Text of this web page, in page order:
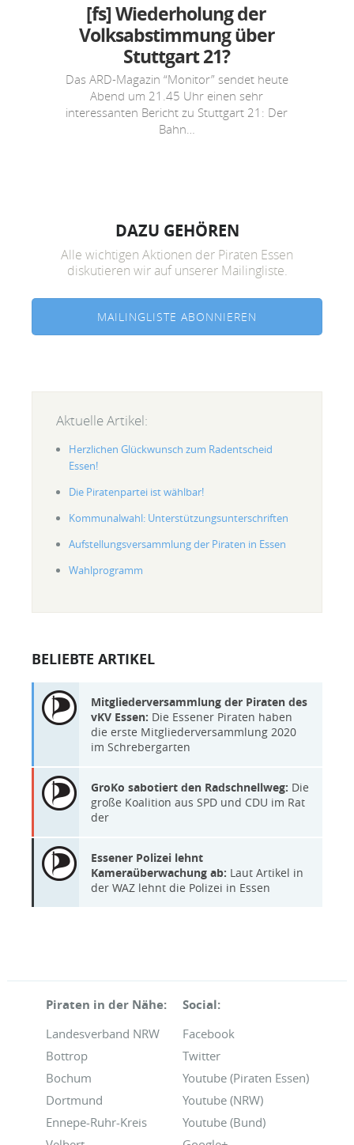
[fs] Wiederholung der
Volksabstimmung über
Stuttgart 21?
Das ARD-Magazin “Monitor” sendet heute
Abend um 21.45 Uhr einen sehr
interessanten Bericht zu Stuttgart 21: Der
Bahn…
DAZU GEHÖREN
Alle wichtigen Aktionen der Piraten Essen
diskutieren wir auf unserer Mailingliste.
MAILINGLISTE ABONNIEREN
Aktuelle Artikel:
Herzlichen Glückwunsch zum Radentscheid
Essen!
Die Piratenpartei ist wählbar!
Kommunalwahl: Unterstützungsunterschriften
Aufstellungsversammlung der Piraten in Essen
Wahlprogramm
BELIEBTE ARTIKEL
Mitgliederversammlung der Piraten des
vKV Essen: Die Essener Piraten haben
die erste Mitgliederversammlung 2020
im Schrebergarten
GroKo sabotiert den Radschnellweg: Die
große Koalition aus SPD und CDU im Rat
der
Essener Polizei lehnt
Kameraüberwachung ab: Laut Artikel in
der WAZ lehnt die Polizei in Essen
Piraten in der Nähe:
Landesverband NRW
Bottrop
Bochum
Dortmund
Ennepe-Ruhr-Kreis
Social:
Facebook
Twitter
Youtube (Piraten Essen)
Youtube (NRW)
Youtube (Bund)